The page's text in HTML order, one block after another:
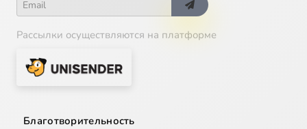
Рассылки осуществляются на платформе
Благотворительность